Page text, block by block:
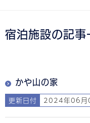
宿泊施設の記事
かや山の家
更新日付 2024年06月